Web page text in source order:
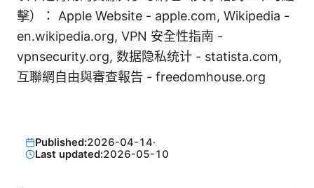
擊）： Apple Website - apple.com, Wikipedia -
en.wikipedia.org, VPN 安全性指南 -
vpnsecurity.org, 数据隐私统计 - statista.com,
互聯網自由與審查報告 - freedomhouse.org
Published:2026-04-14·
Last updated:2026-05-10